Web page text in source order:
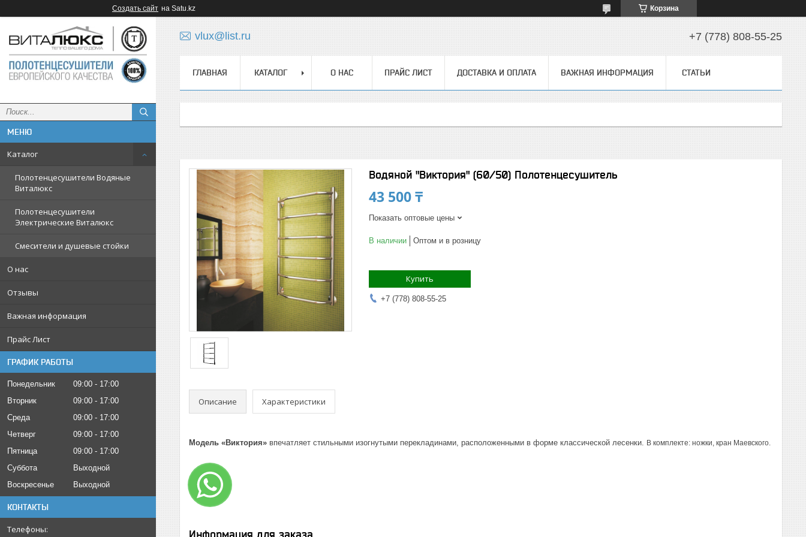
Создать сайт на Satu.kz Корзина
Каталог
Полотенцесушители Водяные
Виталюкс
Полотенцесушители
Электрические Виталюкс
Смесители и душевые стойки
О нас
Отзывы
Важная информация
Прайс Лист
ГРАФИК РАБОТЫ
Понедельник 09:00
17:00
Вторник
09:00
17:00
Среда
09:00
17:00
Четверг
09:00
17:00
Пятница
09:00
17:00
Суббота
Выходной
Воскресенье
Выходной
КОНТАКТЫ
vlux@list.ru +7 (778) 808-55-25
ГЛАВНАЯ КАТАЛОГ О НАС ПРАЙС ЛИСТ ДОСТАВКА И ОПЛАТА ВАЖНАЯ ИНФОРМАЦИЯ СТАТЬИ
Водяной "Виктория" (60/50) Полотенцесушитель
43 500 ₸
Показать оптовые цены
В наличии Оптом и в розницу
Купить
+7 (778) 808-55-25
Описание Характеристики
Модель «Виктория» впечатляет стильными изогнутыми перекладинами, расположенными в форме классической лесенки. В комплекте: ножки, кран Маевского.
Информация для заказа